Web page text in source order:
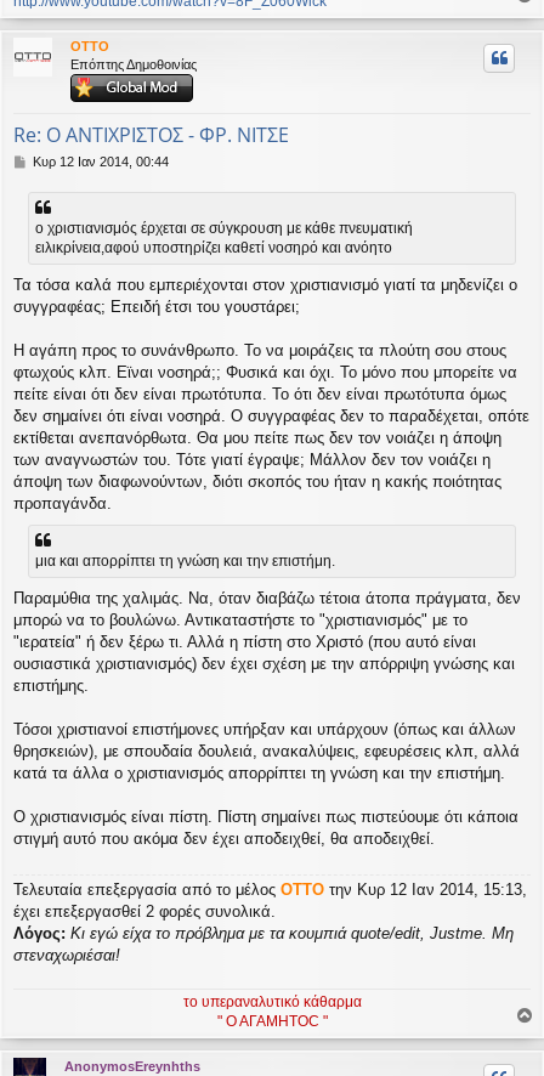
ο
ρ
OTTO
Επόπτης Δημοθοινίας
Re: Ο ΑΝΤΙΧΡΙΣΤΟΣ - ΦΡ. ΝΙΤΣΕ
Δ
σ
υ
σ
Κυρ 12 Ιαν 2014, 00:44
ο χριστιανισμός έρχεται σε σύγκρουση με κάθε πνευματική
ειλικρίνεια,αφού υποστηρίζει καθετί νοσηρό και ανόητο
Τα τόσα καλά που εμπεριέχονται στον χριστιανισμό γιατί τα μηδενίζει ο
συγγραφέας; Επειδή έτσι του γουστάρει;
Η αγάπη προς το συνάνθρωπο. Το να μοιράζεις τα πλούτη σου στους
φτωχούς κλπ. Εϊναι νοσηρά;; Φυσικά και όχι. Το μόνο που μπορείτε να
πείτε είναι ότι δεν είναι πρωτότυπα. Το ότι δεν είναι πρωτότυπα όμως
δεν σημαίνει ότι είναι νοσηρά. Ο συγγραφέας δεν το παραδέχεται, οπότε
εκτίθεται ανεπανόρθωτα. Θα μου πείτε πως δεν τον νοιάζει η άποψη
των αναγνωστών του. Τότε γιατί έγραψε; Μάλλον δεν τον νοιάζει η
άποψη των διαφωνούντων, διότι σκοπός του ήταν η κακής ποιότητας
προπαγάνδα.
μια και απορρίπτει τη γνώση και την επιστήμη.
Παραμύθια της χαλιμάς. Να, όταν διαβάζω τέτοια άτοπα πράγματα, δεν
μπορώ να το βουλώνω. Αντικαταστήστε το "χριστιανισμός" με το
"ιερατεία" ή δεν ξέρω τι. Αλλά η πίστη στο Χριστό (που αυτό είναι
ουσιαστικά χριστιανισμός) δεν έχει σχέση με την απόρριψη γνώσης και
επιστήμης.
Τόσοι χριστιανοί επιστήμονες υπήρξαν και υπάρχουν (όπως και άλλων
θρησκειών), με σπουδαία δουλειά, ανακαλύψεις, εφευρέσεις κλπ, αλλά
κατά τα άλλα ο χριστιανισμός απορρίπτει τη γνώση και την επιστήμη.
Ο χριστιανισμός είναι πίστη. Πίστη σημαίνει πως πιστεύουμε ότι κάποια
στιγμή αυτό που ακόμα δεν έχει αποδειχθεί, θα αποδειχθεί.
Τελευταία επεξεργασία από το μέλος OTTO την Κυρ 12 Ιαν 2014, 15:13,
έχει επεξεργασθεί 2 φορές συνολικά.
Λόγος: Κι εγώ είχα το πρόβλημα με τα κουμπιά quote/edit, Justme. Μη
στεναχωριέσαι!
το υπεραναλυτικό κάθαρμα
" Ο ΑΓΑΜΗΤΟC "
ο
ρ
AnonymosEreynhths